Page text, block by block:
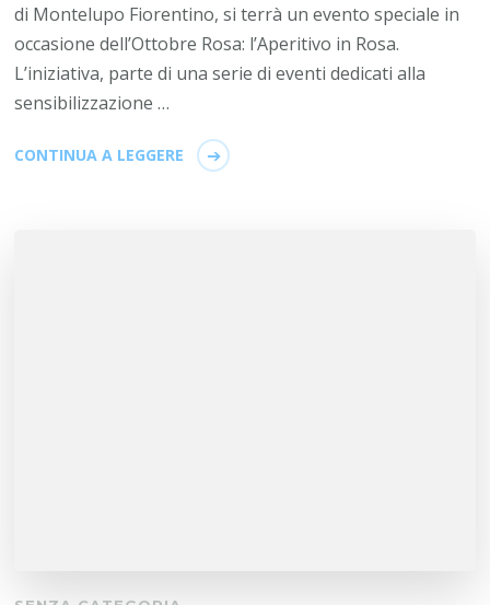
di Montelupo Fiorentino, si terrà un evento speciale in
occasione dell’Ottobre Rosa: l’Aperitivo in Rosa.
L’iniziativa, parte di una serie di eventi dedicati alla
sensibilizzazione …
CONTINUA A LEGGERE